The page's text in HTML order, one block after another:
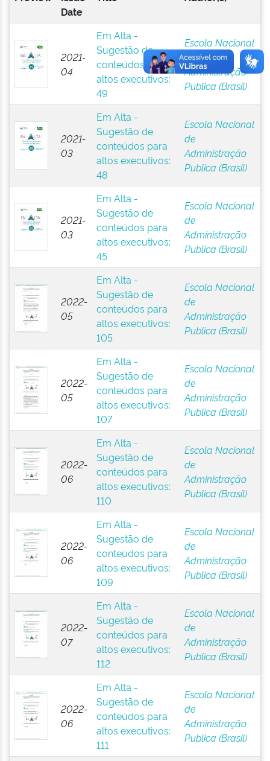
Date
2021-
04
Em Alta -
Sugestão de
conteúdos para
altos executivos:
49
Escola Nacional
de
Administração
Publica (Brasil)
2021-
03
Em Alta -
Sugestão de
conteúdos para
altos executivos:
48
Escola Nacional
de
Administração
Publica (Brasil)
2021-
03
Em Alta -
Sugestão de
conteúdos para
altos executivos:
45
Escola Nacional
de
Administração
Publica (Brasil)
2022-
05
Em Alta -
Sugestão de
conteúdos para
altos executivos:
105
Escola Nacional
de
Administração
Publica (Brasil)
2022-
05
Em Alta -
Sugestão de
conteúdos para
altos executivos:
107
Escola Nacional
de
Administração
Publica (Brasil)
2022-
06
Em Alta -
Sugestão de
conteúdos para
altos executivos:
110
Escola Nacional
de
Administração
Publica (Brasil)
2022-
06
Em Alta -
Sugestão de
conteúdos para
altos executivos:
109
Escola Nacional
de
Administração
Publica (Brasil)
2022-
07
Em Alta -
Sugestão de
conteúdos para
altos executivos:
112
Escola Nacional
de
Administração
Publica (Brasil)
2022-
06
Em Alta -
Sugestão de
conteúdos para
altos executivos:
111
Escola Nacional
de
Administração
Publica (Brasil)